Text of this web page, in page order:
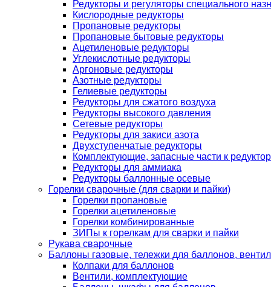
Редукторы и регуляторы специального
Кислородные редукторы
Пропановые редукторы
Пропановые бытовые редукторы
Ацетиленовые редукторы
Углекислотные редукторы
Аргоновые редукторы
Азотные редукторы
Гелиевые редукторы
Редукторы для сжатого воздуха
Редукторы высокого давления
Сетевые редукторы
Редукторы для закиси азота
Двухступенчатые редукторы
Комплектующие, запасные части к
Редукторы для аммиака
Редукторы баллонные осевые
Горелки сварочные (для сварки и пайки)
Горелки пропановые
Горелки ацетиленовые
Горелки комбинированные
ЗИПы к горелкам для сварки и пайки
Рукава сварочные
Баллоны газовые, тележки для баллонов,
Колпаки для баллонов
Вентили, комплектующие